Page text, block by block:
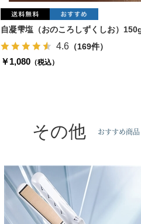
自凝雫塩（おのころしずくしお）
4.6 （169件）
￥1,080 （税込）
その他 おすすめ商品